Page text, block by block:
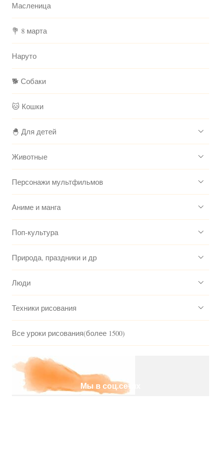
Масленица
💐 8 марта
Наруто
🐕 Собаки
🐱 Кошки
🐣 Для детей
Животные
Персонажи мультфильмов
Аниме и манга
Поп-культура
Природа, праздники и др
Люди
Техники рисования
Все уроки рисования(более 1500)
Мы в соц.сетях